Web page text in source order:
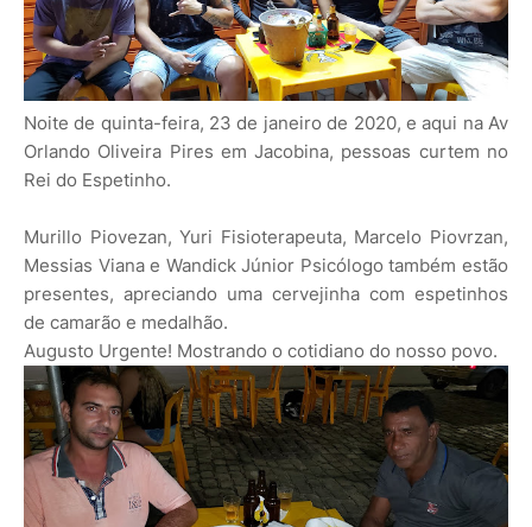
Noite de quinta-feira, 23 de janeiro de 2020, e aqui na Av
Orlando Oliveira Pires em Jacobina, pessoas curtem no
Rei do Espetinho.
Murillo Piovezan, Yuri Fisioterapeuta, Marcelo Piovrzan,
Messias Viana e Wandick Júnior Psicólogo também estão
presentes, apreciando uma cervejinha com espetinhos
de camarão e medalhão.
Augusto Urgente! Mostrando o cotidiano do nosso povo.